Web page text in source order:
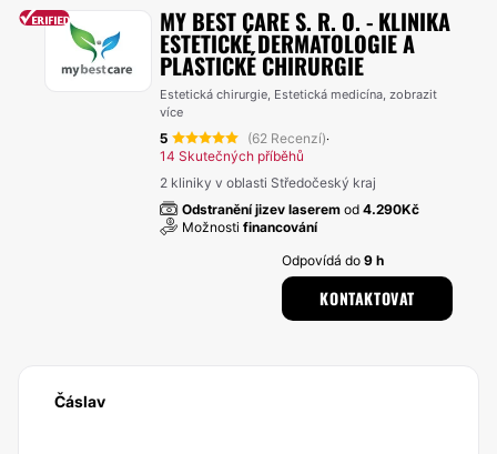
MY BEST CARE S. R. O. - KLINIKA
ESTETICKÉ DERMATOLOGIE A
PLASTICKÉ CHIRURGIE
Estetická chirurgie, Estetická medicína, zobrazit
více
5 (62 Recenzí)·
14 Skutečných příběhů
2 kliniky v oblasti Středočeský kraj
Odstranění jizev laserem od 4.290Kč
Možnosti financování
Odpovídá do9 h
KONTAKTOVAT
Čáslav